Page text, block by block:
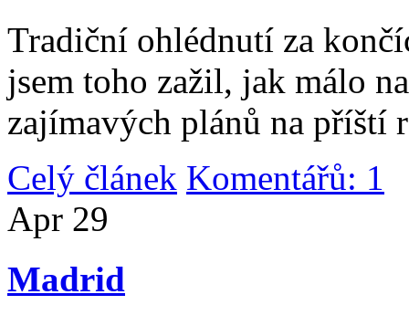
Tradiční ohlédnutí za
jsem toho zažil, jak málo
zajímavých plánů na příští
Celý článek Komentářů: 1
Apr 29
Madrid